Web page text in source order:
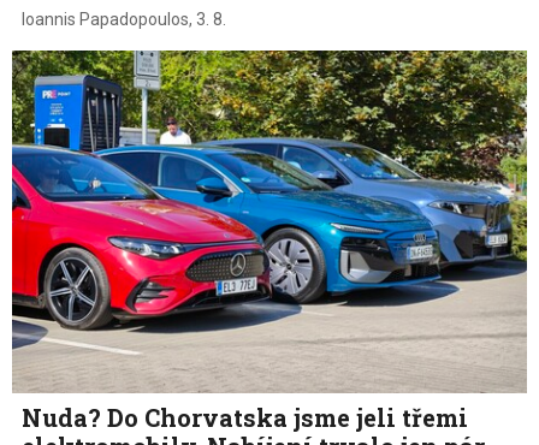
Ioannis Papadopoulos, 3. 8.
Nuda? Do Chorvatska jsme jeli třemi